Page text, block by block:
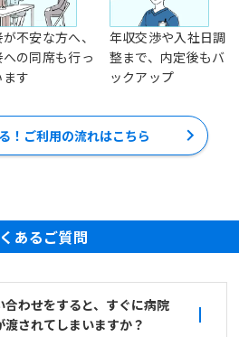
不安な方へ、
の同席も行っ
す
年収交渉や入社日調
整まで、内定後もバ
ックアップ
！ご利用の流れはこちら
あるご質問
合わせをすると、すぐに病院
されてしまいますか？